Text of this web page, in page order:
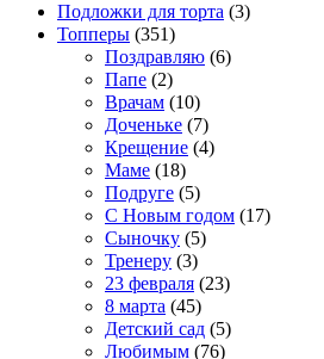
Подложки для торта (3)
Топперы (351)
Поздравляю (6)
Папе (2)
Врачам (10)
Доченьке (7)
Крещение (4)
Маме (18)
Подруге (5)
С Новым годом (17)
Сыночку (5)
Тренеру (3)
23 февраля (23)
8 марта (45)
Детский сад (5)
Любимым (76)